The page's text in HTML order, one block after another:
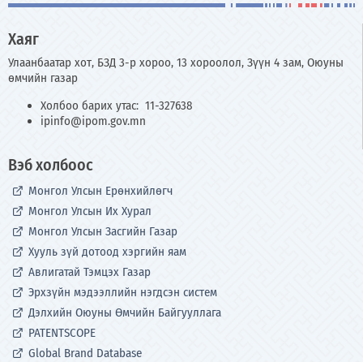
Хаяг
Улаанбаатар хот, БЗД 3-р хороо, 13 хороолол, Зүүн 4 зам, Оюуны
өмчийн газар
Холбоо барих утас: 11-327638
ipinfo@ipom.gov.mn
Вэб холбоос
Монгол Улсын Ерөнхийлөгч
Монгол Улсын Их Хурал
Монгол Улсын Засгийн Газар
Хууль зүй дотоод хэргийн яам
Авлигатай Тэмцэх Газар
Эрхзүйн мэдээллийн нэгдсэн систем
Дэлхийн Оюуны Өмчийн Байгууллага
PATENTSCOPE
Global Brand Database